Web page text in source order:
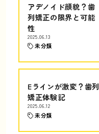
アデノイド顔貌？歯
列矯正の限界と可能
性
2025.06.13
未分類
Eラインが激変？歯列
矯正体験記
2025.06.12
未分類